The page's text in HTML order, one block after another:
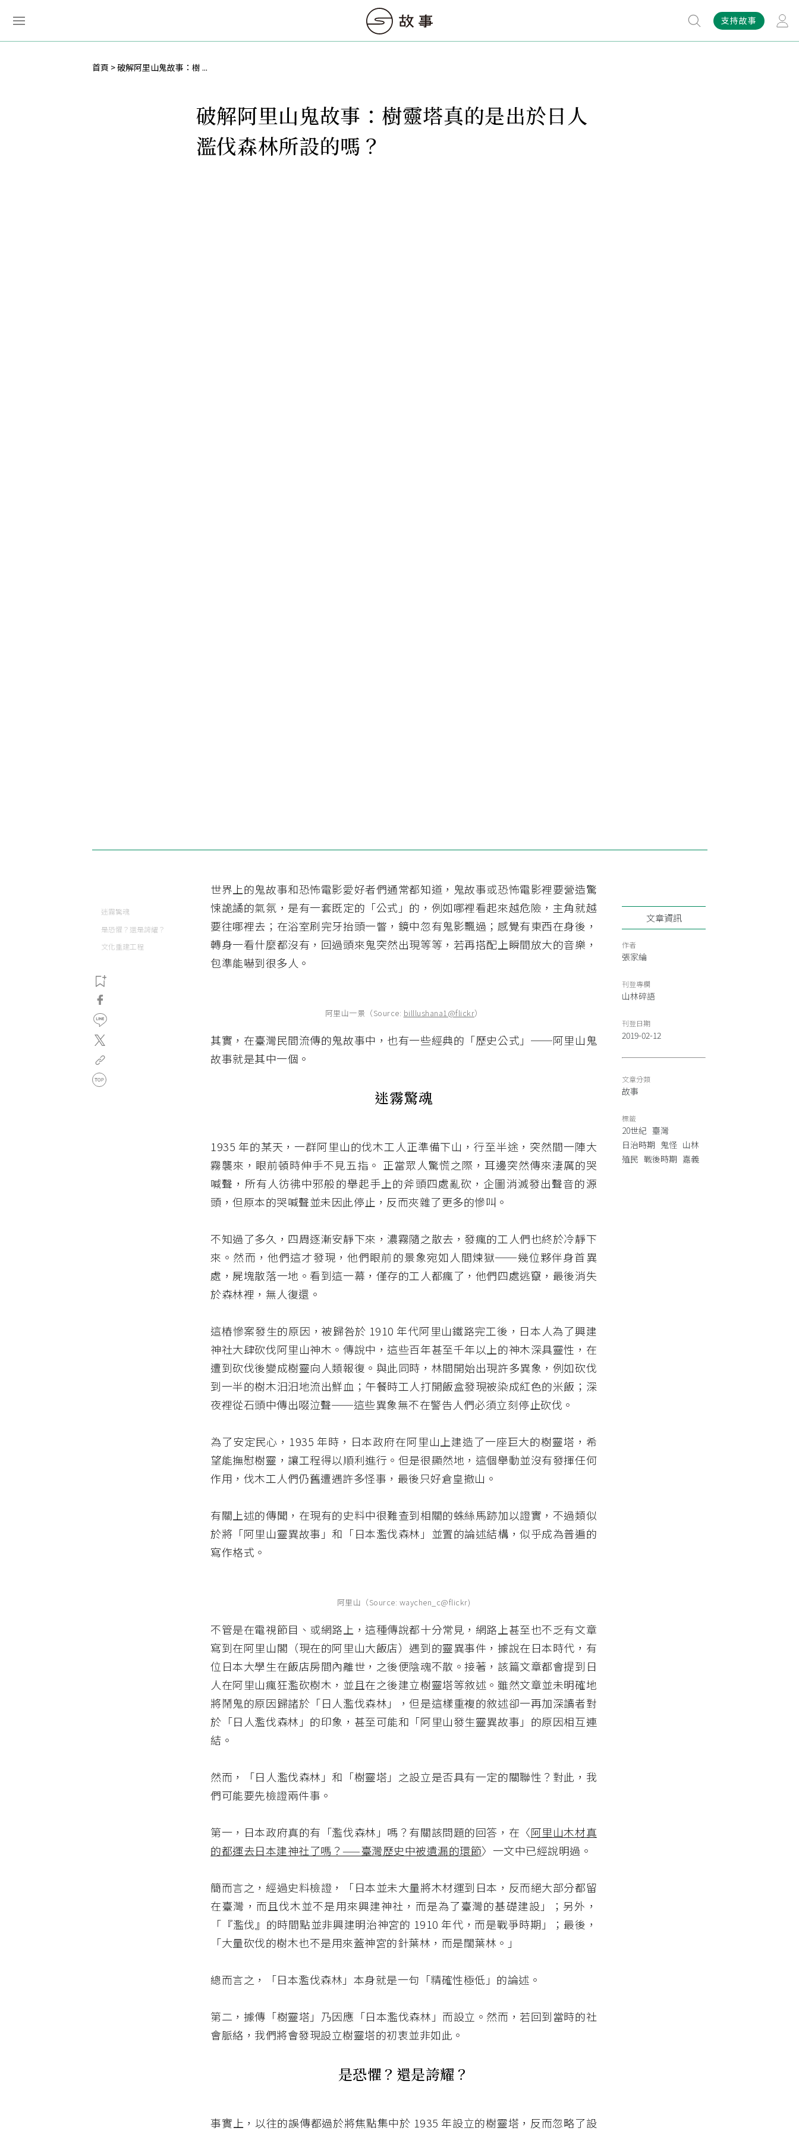
支持故事
首頁 破解阿里山鬼故事：樹 ...
破解阿里山鬼故事：樹靈塔真的是出於日人
濫伐森林所設的嗎？
迷霧驚魂
是恐懼？還是誇耀？
文化重建工程
世界上的鬼故事和恐怖電影愛好者們通常都知道，鬼故事或恐怖電影裡要營造驚
悚詭譎的氣氛，是有一套既定的「公式」的，例如哪裡看起來越危險，主角就越
要往哪裡去；在浴室刷完牙抬頭一瞥，鏡中忽有鬼影飄過；感覺有東西在身後，
轉身一看什麼都沒有，回過頭來鬼突然出現等等，若再搭配上瞬間放大的音樂，
包準能嚇到很多人。
阿里山一景（Source: billlushana1@flickr）
其實，在臺灣民間流傳的鬼故事中，也有一些經典的「歷史公式」──阿里山鬼
故事就是其中一個。
迷霧驚魂
1935 年的某天，一群阿里山的伐木工人正準備下山，行至半途，突然間一陣大
霧襲來，眼前頓時伸手不見五指。 正當眾人驚慌之際，耳邊突然傳來淒厲的哭
喊聲，所有人彷彿中邪般的舉起手上的斧頭四處亂砍，企圖消滅發出聲音的源
頭，但原本的哭喊聲並未因此停止，反而夾雜了更多的慘叫。
不知過了多久，四周逐漸安靜下來，濃霧隨之散去，發瘋的工人們也終於冷靜下
來。然而，他們這才發現，他們眼前的景象宛如人間煉獄──幾位夥伴身首異
處，屍塊散落一地。看到這一幕，僅存的工人都瘋了，他們四處逃竄，最後消失
於森林裡，無人復還。
這樁慘案發生的原因，被歸咎於 1910 年代阿里山鐵路完工後，日本人為了興建
神社大肆砍伐阿里山神木。傳說中，這些百年甚至千年以上的神木深具靈性，在
遭到砍伐後變成樹靈向人類報復。與此同時，林間開始出現許多異象，例如砍伐
到一半的樹木汩汩地流出鮮血；午餐時工人打開飯盒發現被染成紅色的米飯；深
夜裡從石頭中傳出啜泣聲──這些異象無不在警告人們必須立刻停止砍伐。
為了安定民心，1935 年時，日本政府在阿里山上建造了一座巨大的樹靈塔，希
望能撫慰樹靈，讓工程得以順利進行。但是很顯然地，這個舉動並沒有發揮任何
作用，伐木工人們仍舊遭遇許多怪事，最後只好倉皇撤山。
有關上述的傳聞，在現有的史料中很難查到相關的蛛絲馬跡加以證實，不過類似
於將「阿里山靈異故事」和「日本濫伐森林」並置的論述結構，似乎成為普遍的
寫作格式。
阿里山（Source: waychen_c@flickr)
不管是在電視節目、或網路上，這種傳說都十分常見，網路上甚至也不乏有文章
寫到在阿里山閣（現在的阿里山大飯店）遇到的靈異事件，據說在日本時代，有
位日本大學生在飯店房間內離世，之後便陰魂不散。接著，該篇文章都會提到日
人在阿里山瘋狂濫砍樹木，並且在之後建立樹靈塔等敘述。雖然文章並未明確地
將鬧鬼的原因歸諸於「日人濫伐森林」，但是這樣重複的敘述卻一再加深讀者對
於「日人濫伐森林」的印象，甚至可能和「阿里山發生靈異故事」的原因相互連
結。
然而，「日人濫伐森林」和「樹靈塔」之設立是否具有一定的關聯性？對此，我
們可能要先檢證兩件事。
第一，日本政府真的有「濫伐森林」嗎？有關該問題的回答，在〈阿里山木材真
的都運去日本建神社了嗎？——臺灣歷史中被遺漏的環節〉一文中已經說明過。
簡而言之，經過史料檢證，「日本並未大量將木材運到日本，反而絕大部分都留
在臺灣，而且伐木並不是用來興建神社，而是為了臺灣的基礎建設」；另外，
「『濫伐』的時間點並非興建明治神宮的 1910 年代，而是戰爭時期」；最後，
「大量砍伐的樹木也不是用來蓋神宮的針葉林，而是闊葉林。」
總而言之，「日本濫伐森林」本身就是一句「精確性極低」的論述。
第二，據傳「樹靈塔」乃因應「日本濫伐森林」而設立。然而，若回到當時的社
會脈絡，我們將會發現設立樹靈塔的初衷並非如此。
是恐懼？還是誇耀？
事實上，以往的誤傳都過於將焦點集中於 1935 年設立的樹靈塔，反而忽略了設
文章資訊
作者
張家綸
刊登專欄
山林碎語
刊登日期
2019-02-12
文章分類
故事
標籤
20世紀 臺灣
日治時期 鬼怪 山林
殖民 戰後時期 嘉義